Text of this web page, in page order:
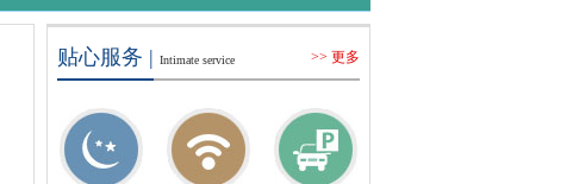
贴心服务 | Intimate service >> 更多